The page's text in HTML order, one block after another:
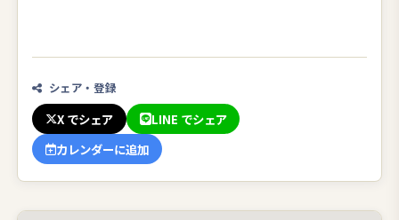
シェア・登録
X でシェア
LINE でシェア
カレンダーに追加